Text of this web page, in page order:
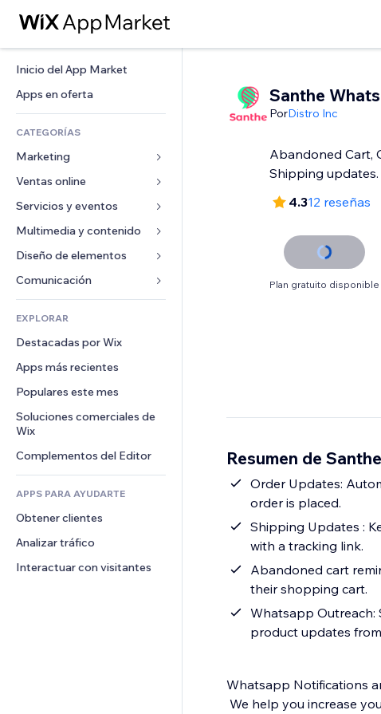
Inicio del App Market
Apps en oferta
CATEGORÍAS
Marketing
Anuncios
Móvil
Analíticas
Anuncios del sitio
Email
Ventas online
Apps para tiendas
Envíos y entregas
Botones de venta
Contabilidad
Cupones y fidelización
Almacenamiento de mercancía
Crowdfunding
Alimentos y bebidas
Servicios y eventos
Hoteles
Eventos
Restaurantes
Inmobiliarias
Reservas
Multimedia y contenido
Galerías
Música
Pódcast
Fotografía
Video
PDF
Compartir archivos
Noticias
Servicios de contenido
Efectos de texto
Diseño de elementos
Mapas y navegación
Privacidad y seguridad
Reloj
Plantillas para páginas
Efectos de imágenes
Botones y menús
Banners e insignias
Calculadoras
Buscar
Formularios
Encuestas
Chat
Comentarios
Teléfono
Comunidad
Reseñas y testimonios
EXPLORAR
Destacadas por Wix
Apps más recientes
Populares este mes
Soluciones comerciales de
Wix
Complementos del Editor
APPS PARA AYUDARTE
Obtener clientes
Analizar tráfico
Interactuar con visitantes
Santhe
PorDistro Inc
Abandoned Cart,
Shipping updates.
4.312 reseñas
Plan gratuito disponible
Resumen de
Order Updates:
order is placed.
Shipping Updates :
with a tracking link.
Abandoned cart
their shopping cart.
Whatsapp Outreach:
product updates
Whatsapp Notifications
We help you increase